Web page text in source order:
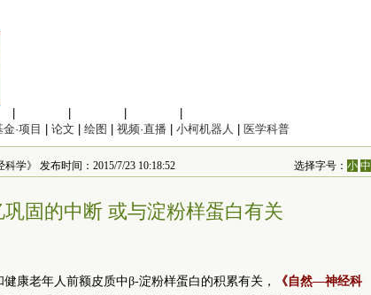
金·项目 论文 绘图 视频·直播 小柯机器人 医学科普
学》 发布时间：2015/7/23 10:18:52 选择字号：小 中
固的中断 或与淀粉样蛋白有关
康老年人前额皮质中β-淀粉样蛋白的积累有关，
《自然—神经科